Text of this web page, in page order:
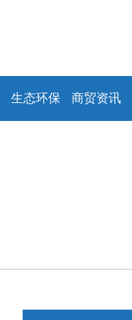
生态环保 商贸资讯